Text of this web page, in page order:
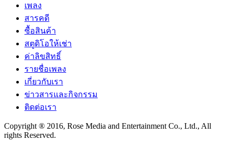
เพลง
สารคดี
ซื้อสินค้า
สตูดิโอให้เช่า
ค่าลิขสิทธิ์
รายชื่อเพลง
เกี่ยวกับเรา
ข่าวสารและกิจกรรม
ติดต่อเรา
Copyright ® 2016, Rose Media and Entertainment Co., Ltd., All
rights Reserved.